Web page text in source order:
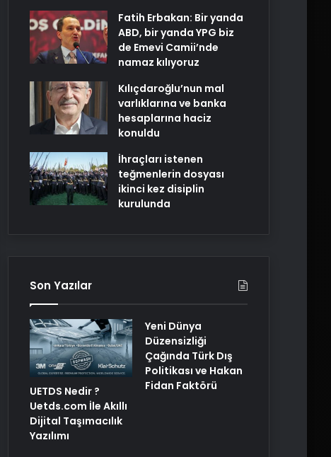
Fatih Erbakan: Bir yanda
ABD, bir yanda YPG biz
de Emevi Camii’nde
namaz kılıyoruz
Kılıçdaroğlu’nun mal
varlıklarına ve banka
hesaplarına haciz
konuldu
İhraçları istenen
teğmenlerin dosyası
ikinci kez disiplin
kurulunda
Son Yazılar
UETDS Nedir ?
Uetds.com İle Akıllı
Dijital Taşımacılık
Yazılımı
Yeni Dünya
Düzensizliği
Çağında Türk Dış
Politikası ve Hakan
Fidan Faktörü